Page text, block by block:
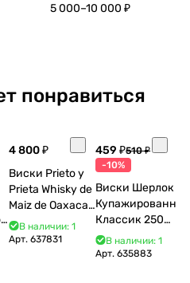
5 000–10 000 ₽
понравиться
4 800 ₽
Виски Prieto y
Prieta Whisky de
Maiz de Oaxaca
700 мл
В наличии: 1
Арт. 637831
459 ₽510 ₽
-10%
Виски Шерлок
Классик 250
млВ наличии: 1
Арт.635883